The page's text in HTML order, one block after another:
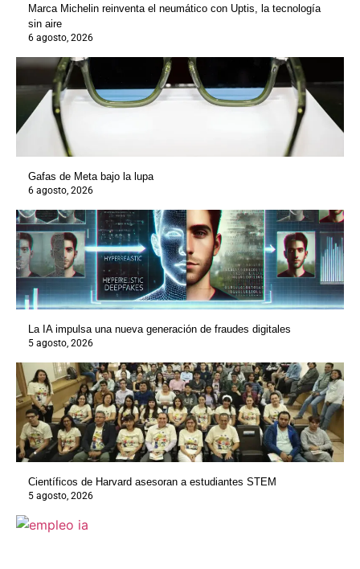
Marca Michelin reinventa el neumático con Uptis, la tecnología
sin aire
6 agosto, 2026
Gafas de Meta bajo la lupa
6 agosto, 2026
La IA impulsa una nueva generación de fraudes digitales
5 agosto, 2026
Científicos de Harvard asesoran a estudiantes STEM
5 agosto, 2026